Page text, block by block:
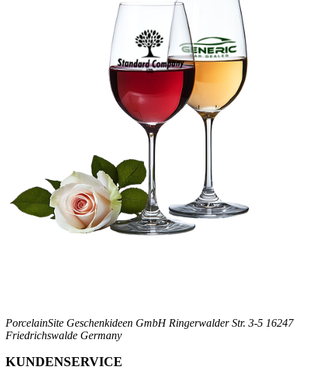
PorcelainSite Geschenkideen GmbH Ringerwalder Str. 3-5 16247
Friedrichswalde Germany
KUNDENSERVICE